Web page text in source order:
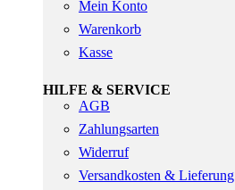
Mein Konto
Warenkorb
Kasse
HILFE & SERVICE
AGB
Zahlungsarten
Widerruf
Versandkosten & Lieferung